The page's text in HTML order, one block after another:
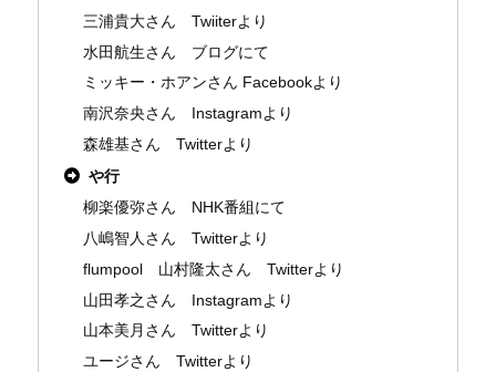
三浦貴大さん Twiiterより
水田航生さん ブログにて
ミッキー・ホアンさん Facebookより
南沢奈央さん Instagramより
森雄基さん Twitterより
や行
柳楽優弥さん NHK番組にて
八嶋智人さん Twitterより
flumpool 山村隆太さん Twitterより
山田孝之さん Instagramより
山本美月さん Twitterより
ユージさん Twitterより